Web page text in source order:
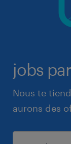
jobs
Nous te
aurons des